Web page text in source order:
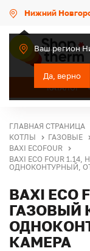
Нижний
Ваш регион
Да, верно
КАТАЛОГ
ГЛАВНАЯ СТРАНИЦА
КОТЛЫ
ГАЗОВЫЕ
BAXI ECOFOUR
BAXI ECO FOUR
ОДНОКОНТУРНЫЙ,
BAXI ECO
ГАЗОВЫЙ
КАМЕРА